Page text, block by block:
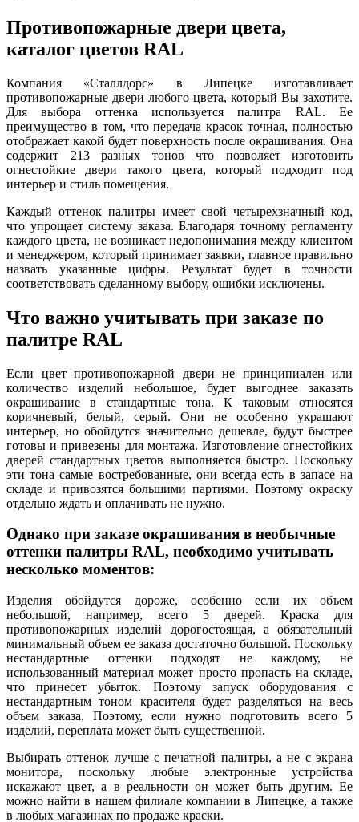
Противопожарные двери цвета,
каталог цветов RAL
Компания «Сталлдорс» в Липецке изготавливает
противопожарные двери любого цвета, который Вы захотите.
Для выбора оттенка используется палитра RAL. Ее
преимущество в том, что передача красок точная, полностью
отображает какой будет поверхность после окрашивания. Она
содержит 213 разных тонов что позволяет изготовить
огнестойкие двери такого цвета, который подходит под
интерьер и стиль помещения.
Каждый оттенок палитры имеет свой четырехзначный код,
что упрощает систему заказа. Благодаря точному регламенту
каждого цвета, не возникает недопонимания между клиентом
и менеджером, который принимает заявки, главное правильно
назвать указанные цифры. Результат будет в точности
соответствовать сделанному выбору, ошибки исключены.
Что важно учитывать при заказе по
палитре RAL
Если цвет противопожарной двери не принципиален или
количество изделий небольшое, будет выгоднее заказать
окрашивание в стандартные тона. К таковым относятся
коричневый, белый, серый. Они не особенно украшают
интерьер, но обойдутся значительно дешевле, будут быстрее
готовы и привезены для монтажа. Изготовление огнестойких
дверей стандартных цветов выполняется быстро. Поскольку
эти тона самые востребованные, они всегда есть в запасе на
складе и привозятся большими партиями. Поэтому окраску
отдельно ждать и оплачивать не нужно.
Однако при заказе окрашивания в необычные
оттенки палитры RAL, необходимо учитывать
несколько моментов:
Изделия обойдутся дороже, особенно если их объем
небольшой, например, всего 5 дверей. Краска для
противопожарных изделий дорогостоящая, а обязательный
минимальный объем ее заказа достаточно большой. Поскольку
нестандартные оттенки подходят не каждому, не
использованный материал может просто пропасть на складе,
что принесет убыток. Поэтому запуск оборудования с
нестандартным тоном красителя будет разделяться на весь
объем заказа. Поэтому, если нужно подготовить всего 5
изделий, переплата может быть существенной.
Выбирать оттенок лучше с печатной палитры, а не с экрана
монитора, поскольку любые электронные устройства
искажают цвет, а в реальности он может быть другим. Ее
можно найти в нашем филиале компании в Липецке, а также
в любых магазинах по продаже краски.